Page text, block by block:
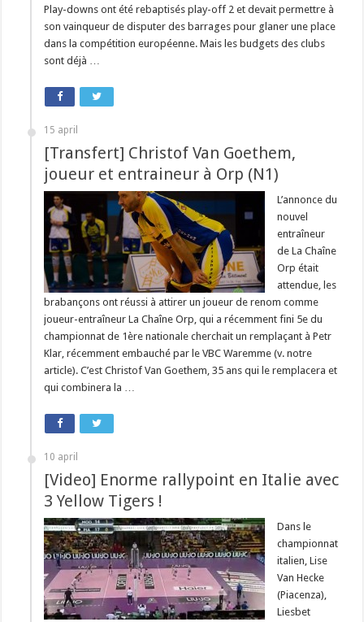
Play-downs ont été rebaptisés play-off 2 et devait permettre à
son vainqueur de disputer des barrages pour glaner une place
dans la compétition européenne. Mais les budgets des clubs
sont déjà …
15 april
[Transfert] Christof Van Goethem,
joueur et entraineur à Orp (N1)
L’annonce du
nouvel
entraîneur
de La Chaîne
Orp était
attendue, les
brabançons ont réussi à attirer un joueur de renom comme
joueur-entraîneur La Chaîne Orp, qui a récemment fini 5e du
championnat de 1ère nationale cherchait un remplaçant à Petr
Klar, récemment embauché par le VBC Waremme (v. notre
article). C’est Christof Van Goethem, 35 ans qui le remplacera et
qui combinera la …
10 april
[Video] Enorme rallypoint en Italie avec
3 Yellow Tigers !
Dans le
championnat
italien, Lise
Van Hecke
(Piacenza),
Liesbet